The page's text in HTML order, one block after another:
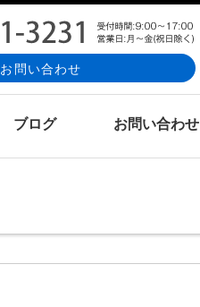
お問い合わせ
ブログ お問い合わせ